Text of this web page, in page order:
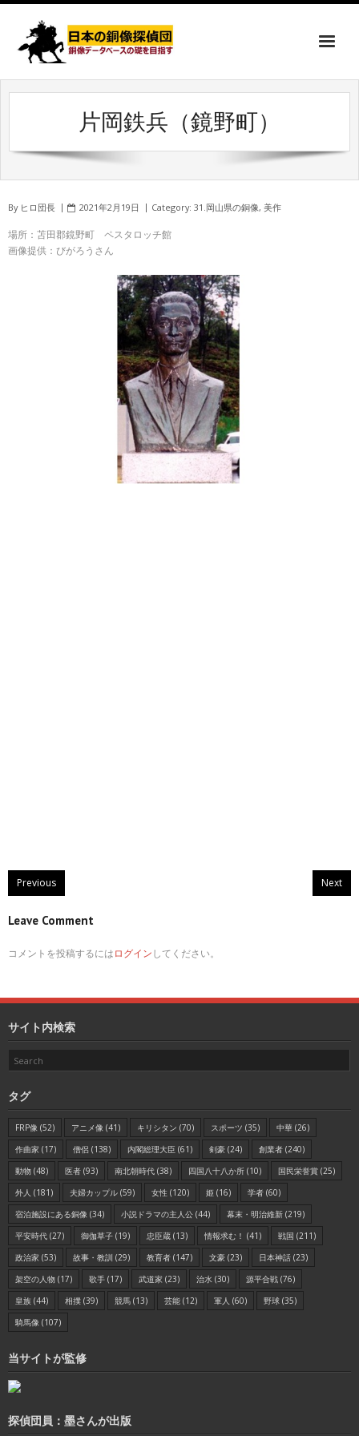
片岡鉄兵（鏡野町）
By ヒロ団長 2021年2月19日 Category: 31.岡山県の銅像, 美作
場所：苫田郡鏡野町 ペスタロッチ館
画像提供：びがろうさん
Previous Next
Leave Comment
コメントを投稿するにはログインしてください。
サイト内検索
タグ
FRP像 (52) アニメ像 (41) キリシタン (70) スポーツ (35) 中華 (26)
作曲家 (17) 僧侶 (138) 内閣総理大臣 (61) 剣豪 (24) 創業者 (240)
動物 (48) 医者 (93) 南北朝時代 (38) 四国八十八か所 (10) 国民栄誉賞 (25)
外人 (181) 夫婦カップル (59) 女性 (120) 姫 (16) 学者 (60)
宿泊施設にある銅像 (34) 小説ドラマの主人公 (44) 幕末・明治維新 (219)
平安時代 (27) 御伽草子 (19) 忠臣蔵 (13) 情報求む！ (41) 戦国 (211)
政治家 (53) 故事・教訓 (29) 教育者 (147) 文豪 (23) 日本神話 (23)
架空の人物 (17) 歌手 (17) 武道家 (23) 治水 (30) 源平合戦 (76)
皇族 (44) 相撲 (39) 競馬 (13) 芸能 (12) 軍人 (60) 野球 (35)
騎馬像 (107)
当サイトが監修
探偵団員：墨さんが出版